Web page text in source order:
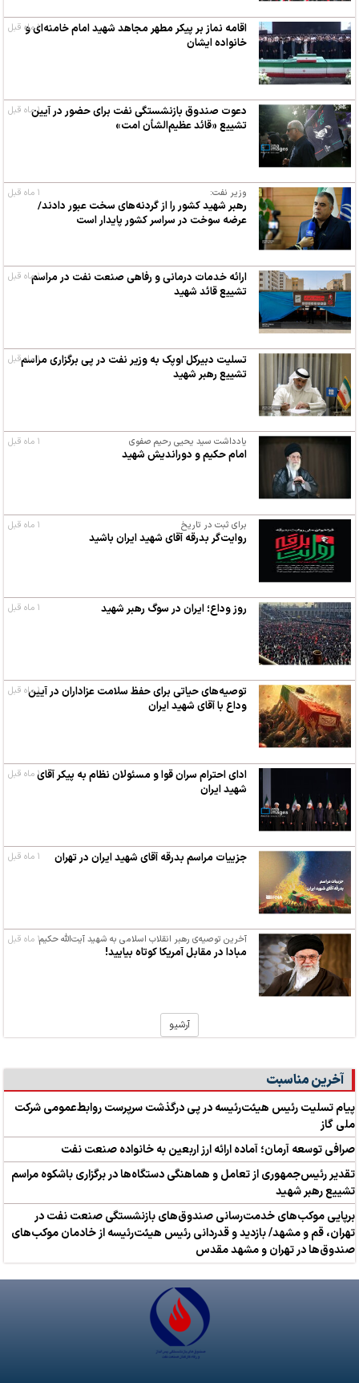
اقامه نماز بر پیکر مطهر مجاهد شهید امام خامنه‌ای و
خانواده ایشان
۱ ماه قبل
دعوت صندوق‌ بازنشستگی نفت برای حضور در آیین
تشییع «قائد عظیم‌الشأن امت»
۱ ماه قبل
وزیر نفت:
رهبر شهید کشور را از گردنه‌های سخت عبور دادند/
عرضه سوخت در سراسر کشور پایدار است
۱ ماه قبل
ارائه خدمات درمانی و رفاهی صنعت نفت در مراسم
تشییع قائد شهید
۱ ماه قبل
تسلیت دبیرکل اوپک به وزیر نفت در پی برگزاری مراسم
تشییع رهبر شهید
۱ ماه قبل
یادداشت سید یحیی رحیم صفوی
امام حکیم و دوراندیش شهید
۱ ماه قبل
برای ثبت در تاریخ
روایت‌گر بدرقه آقای شهید ایران باشید
۱ ماه قبل
روز وداع؛ ایران در سوگ رهبر شهید ۱ ماه قبل
توصیه‌های حیاتی برای حفظ سلامت عزاداران در آیین
وداع با آقای شهید ایران
۱ ماه قبل
ادای احترام سران قوا و مسئولان نظام به پیکر آقای
شهید ایران
۱ ماه قبل
جزییات مراسم بدرقه آقای شهید ایران در تهران ۱ ماه قبل
آخرین توصیه‌ی رهبر انقلاب اسلامی به شهید آیت‌الله حکیم
مبادا در مقابل آمریکا کوتاه بیایید!
۱ ماه قبل
آرشیو
آخرین مناسبت
پیام تسلیت رئیس هیئت‌رئیسه در پی درگذشت سرپرست روابط‌عمومی شرکت
ملی گاز
صرافی توسعه آرمان؛ آماده ارائه ارز اربعین به خانواده صنعت نفت
تقدیر رئیس‌جمهوری از تعامل و هماهنگی دستگاه‌ها در برگزاری باشکوه مراسم
تشییع رهبر شهید
برپایی موکب‌های خدمت‌رسانی صندوق‌های بازنشستگی صنعت نفت در
تهران، قم و مشهد/ بازدید و قدردانی رئیس هیئت‌رئیسه از خادمان موکب‌های
صندوق‌ها در تهران و مشهد مقدس